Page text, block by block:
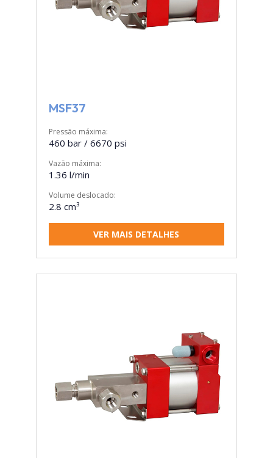
MSF37
Pressão máxima:
460 bar / 6670 psi
Vazão máxima:
1.36 l/min
Volume deslocado:
2.8 cm³
VER MAIS DETALHES